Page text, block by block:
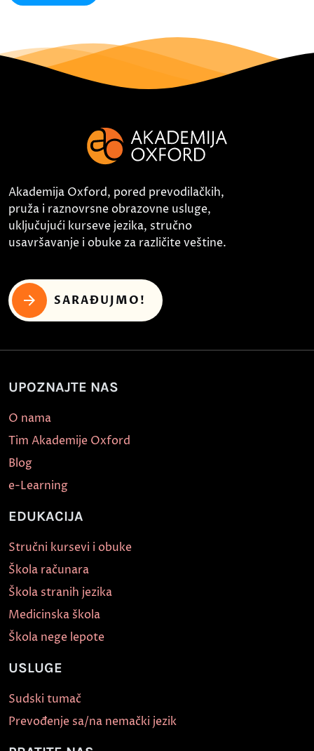
Akademija Oxford, pored prevodilačkih,
pruža i raznovrsne obrazovne usluge,
uključujući kurseve jezika, stručno
usavršavanje i obuke za različite veštine.
SARAĐUJMO!
UPOZNAJTE NAS
O nama
Tim Akademije Oxford
Blog
e-Learning
EDUKACIJA
Stručni kursevi i obuke
Škola računara
Škola stranih jezika
Medicinska škola
Škola nege lepote
USLUGE
Sudski tumač
Prevođenje sa/na nemački jezik